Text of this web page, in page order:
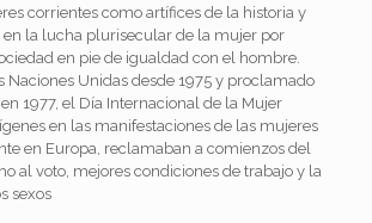
corrientes como artífices de la historia y
en la lucha plurisecular de la mujer por
en pie de igualdad con el hombre.
Naciones Unidas desde 1975 y proclamado
1977, el Día Internacional de la Mujer
en las manifestaciones de las mujeres
en Europa, reclamaban a comienzos del
al voto, mejores condiciones de trabajo y la
sexos